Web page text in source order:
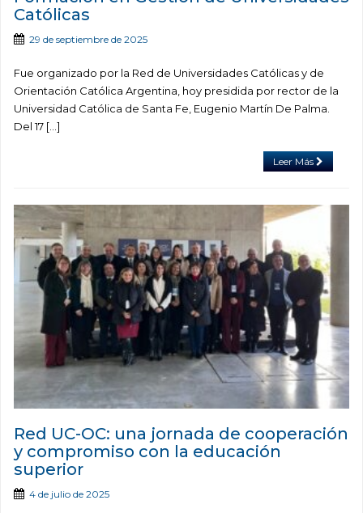
Católicas
29 de septiembre de 2025
Fue organizado por la Red de Universidades Católicas y de
Orientación Católica Argentina, hoy presidida por rector de la
Universidad Católica de Santa Fe, Eugenio Martín De Palma.
Del 17 […]
Leer Más
Red UC-OC: una jornada de cooperación
y compromiso con la educación
superior
4 de julio de 2025